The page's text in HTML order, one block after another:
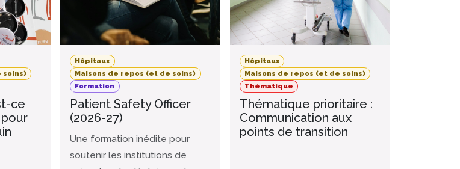
soins)
ce
Hôpitaux
Maisons de repos (et de soins)
Formation
Patient Safety Officer
(2026-27)
Une formation inédite pour
soutenir les institutions de
Hôpitaux
Maisons de repos (et de soins)
Thématique
Thématique prioritaire :
Communication aux
points de transition